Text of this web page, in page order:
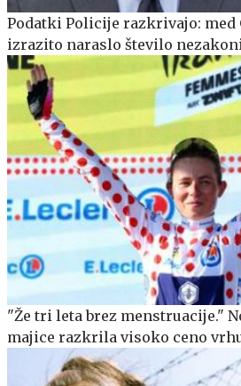
Podatki Policije razkrivajo: med
izrazito naraslo število
"Že tri leta brez menstruacije."
majice razkrila visoko ceno